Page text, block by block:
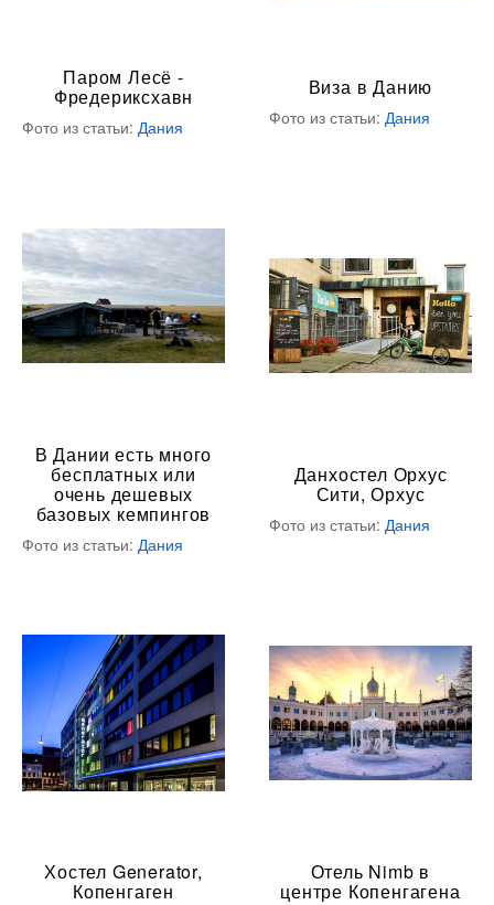
Паром Лесё -
Фредериксхавн
Фото из статьи: Дания
Виза в Данию
Фото из статьи: Дания
В Дании есть много
бесплатных или
очень дешевых
базовых кемпингов
Фото из статьи: Дания
Данхостел Орхус
Сити, Орхус
Фото из статьи: Дания
Хостел Generator,
Копенгаген
Отель Nimb в
центре Копенгагена